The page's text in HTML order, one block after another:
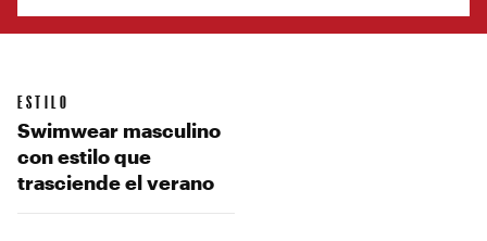
ESTILO
Swimwear masculino
con estilo que
trasciende el verano